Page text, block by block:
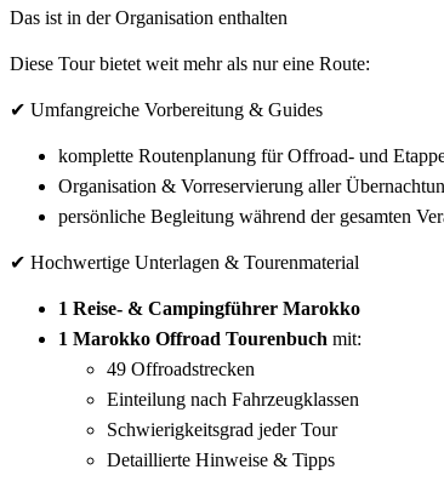
Das ist in der Organisation enthalten
Diese Tour bietet weit mehr als nur eine Route:
✔ Umfangreiche Vorbereitung & Guides
komplette Routenplanung für Offroad- und
Organisation & Vorreservierung aller
persönliche Begleitung während der gesamten
✔ Hochwertige Unterlagen & Tourenmaterial
1 Reise- & Campingführer Marokko
1 Marokko Offroad Tourenbuch mit:
49 Offroadstrecken
Einteilung nach Fahrzeugklassen
Schwierigkeitsgrad jeder Tour
Detaillierte Hinweise & Tipps